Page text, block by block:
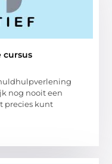
cursus
nog nooit een
precies kunt